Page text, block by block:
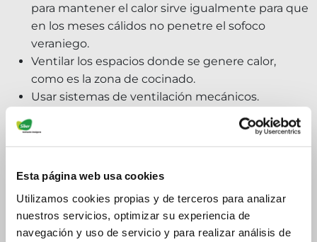
Esta página web usa cookies
Utilizamos cookies propias y de terceros para analizar
nuestros servicios, optimizar su experiencia de
navegación y uso de servicio y para realizar análisis de
para mantener el calor sirve igualmente para que
en los meses cálidos no penetre el sofoco
veraniego.
Ventilar los espacios donde se genere calor,
como es la zona de cocinado.
Usar sistemas de ventilación mecánicos.
En este último punto, los
sistemas de ventilación
mecánicos de doble flujo son clave para mantener
combatir el frío en invierno. Al eliminar el aire de las
estancias y renovarlo con aire filtrado de los
exteriores logramos calentar las estancias en
invierno y enfriarlas en verano. Además, por